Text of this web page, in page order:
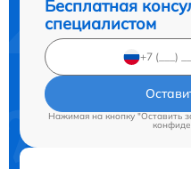
Бесплатная
специалистом
Нажимая на кнопку "Оставить